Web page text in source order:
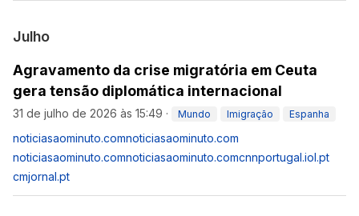
Julho
Agravamento da crise migratória em Ceuta
gera tensão diplomática internacional
31 de julho de 2026 às 15:49 · Mundo Imigração Espanha
noticiasaominuto.comnoticiasaominuto.com
noticiasaominuto.comnoticiasaominuto.comcnnportugal.iol.pt
cmjornal.pt